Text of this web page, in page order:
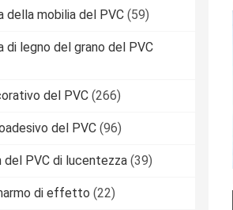
della mobilia del PVC (59)
di legno del grano del PVC
del PVC (266)
del PVC (96)
PVC di lucentezza (39)
di effetto (22)